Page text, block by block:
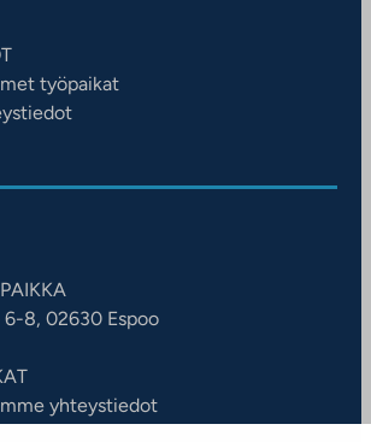
työpaikat
8, 02630 Espoo
yhteystiedot